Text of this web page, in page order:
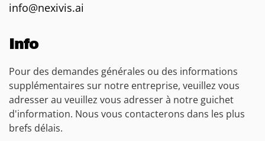
info@nexivis.ai
Info
Pour des demandes générales ou des informations
supplémentaires sur notre entreprise, veuillez vous
adresser au veuillez vous adresser à notre guichet
d'information. Nous vous contacterons dans les plus
brefs délais.